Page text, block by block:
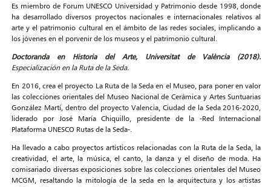
Es miembro de Forum UNESCO Universidad y Patrimonio desde 1998, donde
ha desarrollado diversos proyectos nacionales e internacionales relativos al
arte y el patrimonio cultural en el ámbito de las redes sociales, implicando a
los jóvenes en el porvenir de los museos y el patrimonio cultural.
Doctoranda en Historia del Arte, Universitat de València (2018).
Especialización en la Ruta de la Seda.
En 2016, crea el proyecto La Ruta de la Seda en el Museo, para poner en valor
las colecciones orientales del Museo Nacional de Cerámica y Artes Suntuarias
González Martí, dentro del proyecto Valencia, Ciudad de la Seda 2016-2020,
liderado por José María Chiquillo, presidente de la -Red Internacional
Plataforma UNESCO Rutas de la Seda-.
Ha llevado a cabo proyectos artísticos relacionadas con la Ruta de la Seda, la
creatividad, el arte, la música, el canto, la danza y el diseño de moda. Ha
comisariado diversas exposiciones sobre las colecciones orientales del Museo
MCGM, resaltando la mitología de la seda en la arquitectura y los artistas